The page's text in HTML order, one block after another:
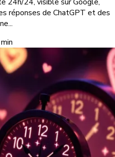
réponses de ChatGPT et des